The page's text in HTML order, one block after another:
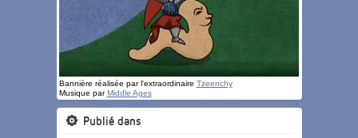
Bannière réalisée par l'extraordinaire Tzeenchy
Musique parMiddle Ages
Publié dans